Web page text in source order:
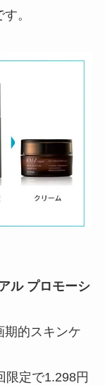
。
ル プロモーシ
期的スキンケ
限定で1.298円